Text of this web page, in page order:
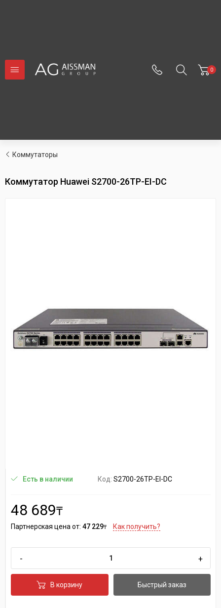
0
Коммутаторы
Коммутатор Huawei S2700-26TP-EI-DC
Есть в наличии Код: S2700-26TP-EI-DC
48 689₸
Партнерская цена от: 47 229₸ Как получить?
- +
В корзину Быстрый заказ